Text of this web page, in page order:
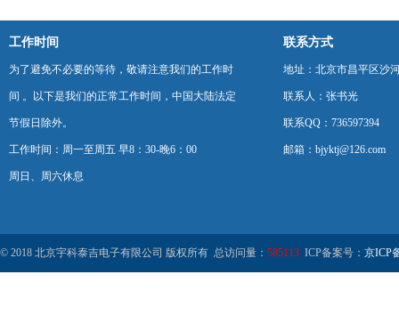
工作时间
为了避免不必要的等待，敬请注意我们的工作时
间 。以下是我们的正常工作时间，中国大陆法定
节假日除外。
工作时间：周一至周五 早8：30-晚6：00
周日、周六休息
联系方式
地址：北京市昌平区沙
联系人：张书光
联系QQ：736597394
邮箱：bjyktj@126.com
© 2018 北京宇科泰吉电子有限公司 版权所有 总访问量： 585113 ICP备案号： 京ICP